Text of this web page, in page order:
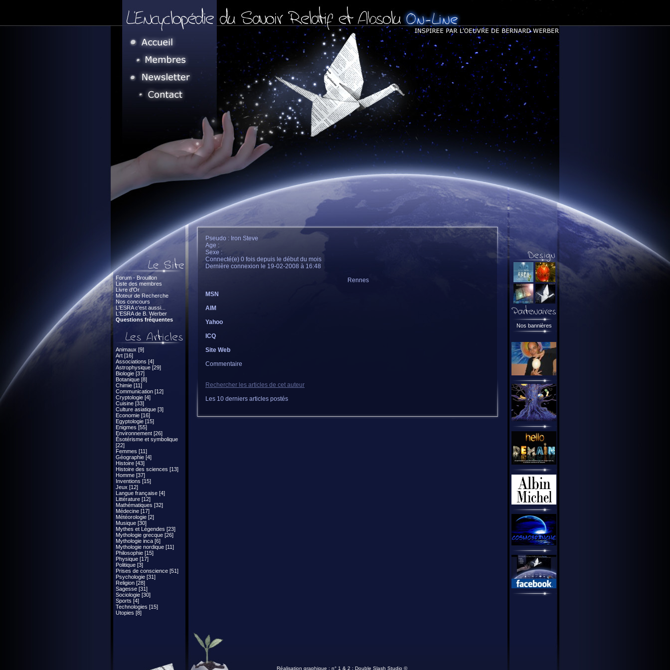
Forum - Brouillon
Liste des membres
Livre d'Or
Moteur de Recherche
Nos concours
L'ESRA c'est aussi...
L'ESRA de B. Werber
Questions fréquentes
Animaux [9]
Art [16]
Associations [4]
Astrophysique [29]
Biologie [37]
Botanique [8]
Chimie [11]
Communication [12]
Cryptologie [4]
Cuisine [33]
Culture asiatique [3]
Economie [16]
Egyptologie [15]
Enigmes [55]
Environnement [26]
Ésotérisme et symbolique
[22]
Femmes [11]
Géographie [4]
Histoire [43]
Histoire des sciences [13]
Homme [37]
Inventions [15]
Jeux [12]
Langue française [4]
Littérature [12]
Mathématiques [32]
Médecine [17]
Météorologie [2]
Musique [30]
Mythes et Légendes [23]
Mythologie grecque [26]
Mythologie inca [6]
Mythologie nordique [11]
Philosophie [15]
Physique [17]
Politique [3]
Prises de conscience [51]
Psychologie [31]
Religion [28]
Sagesse [31]
Sociologie [30]
Sports [4]
Technologies [15]
Utopies [8]
Pseudo : Iron Steve
Age :
Sexe :
Connecté(e) 0 fois depuis le début du mois
Dernière connexion le 19-02-2008 à 16:48
Rennes
MSN
AIM
Yahoo
ICQ
Site Web
Commentaire
Rechercher les articles de cet auteur
Les 10 derniers articles postés
Nos bannières
Réalisation graphique : n° 1 & 2 : Double Slash Studio ©